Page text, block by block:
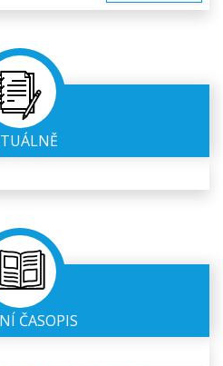
ČASOPIS